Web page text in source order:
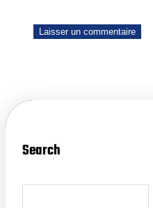
Search